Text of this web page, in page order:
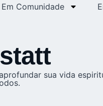
Em Comunidade
sua vida